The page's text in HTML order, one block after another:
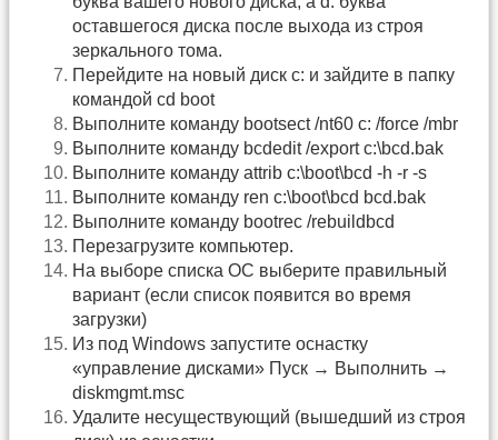
оставшегося диска после выхода из строя
зеркального тома.
Перейдите на новый диск c: и зайдите в папку
командой cd boot
Выполните команду bootsect /nt60 c: /force /mbr
Выполните команду bcdedit /export c:\bcd.bak
Выполните команду attrib c:\boot\bcd -h -r -s
Выполните команду ren c:\boot\bcd bcd.bak
Выполните команду bootrec /rebuildbcd
Перезагрузите компьютер.
На выборе списка ОС выберите правильный
вариант (если список появится во время
загрузки)
Из под Windows запустите оснастку
«управление дисками» Пуск → Выполнить →
diskmgmt.msc
Удалите несуществующий (вышедший из строя